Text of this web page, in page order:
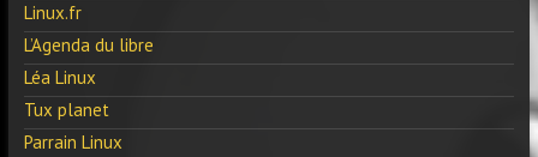
Linux.fr
L’Agenda du libre
Léa Linux
Tux planet
Parrain Linux